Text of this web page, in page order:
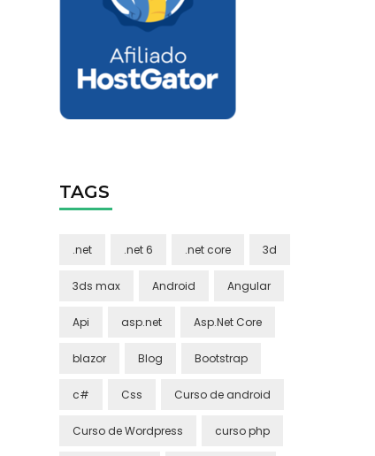
TAGS
.net .net 6 .net core 3d
3ds max Android Angular
Api asp.net Asp.Net Core
blazor Blog Bootstrap
c# Css Curso de android
Curso de Wordpress curso php